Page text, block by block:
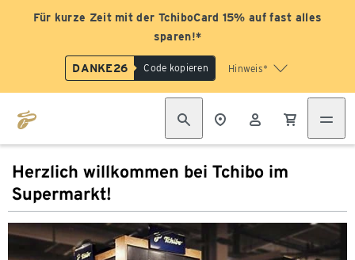
Für kurze Zeit mit der TchiboCard 15% auf fast alles
sparen!*
DANKE26 Code kopieren Hinweis*
Herzlich willkommen bei Tchibo im
Supermarkt!